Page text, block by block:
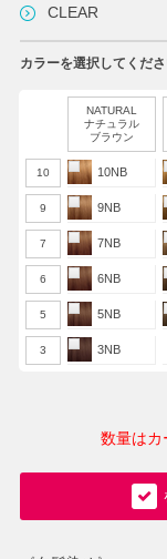
カラーを選択してくだ
NATURAL
ナチュラル
ブラウン
10 10NB
9 9NB
7 7NB
6 6NB
5 5NB
3 3NB
数量はカ
CLEAR